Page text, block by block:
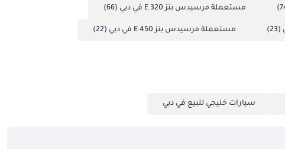
مستعملة مرسيدس بنز E 320 في دبي (66)
(23) مستعملة مرسيدس بنز E 450 في دبي (22)
سيارات خليجي للبيع في دبي